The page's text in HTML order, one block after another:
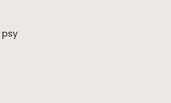
psy